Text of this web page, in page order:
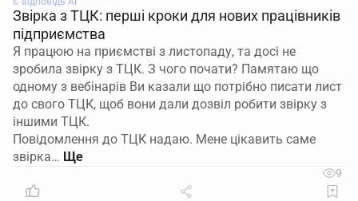
Звірка з ТЦК: перші кроки для нових працівників
підприємства
Я працюю на приємстві з листопаду, та досі не
зробила звірку з ТЦК. З чого почати? Памятаю що
одному з вебінарів Ви казали що потрібно писати лист
до свого ТЦК, щоб вони дали дозвіл робити звірку з
іншими ТЦК.
Повідомлення до ТЦК надаю. Мене цікавить саме
звірка…
9